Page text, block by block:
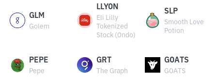
GLM
Golem
LLYON
Eli Lilly
Tokenized
Stock (Ondo)
SLP
Smooth Love
Potion
PEPE
Pepe
GRT
The Graph
GOATS
GOATS